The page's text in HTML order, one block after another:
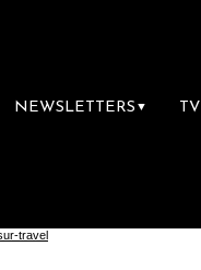
NEWSLETTERS ▼ TV